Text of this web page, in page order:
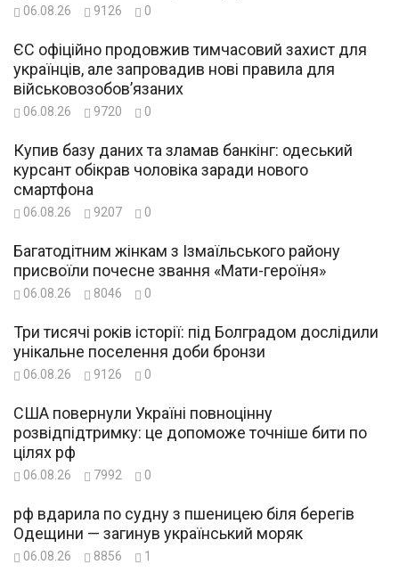
06.08.26 9126 0
ЄС офіційно продовжив тимчасовий захист для
українців, але запровадив нові правила для
військовозобов’язаних
06.08.26 9720 0
Купив базу даних та зламав банкінг: одеський
курсант обікрав чоловіка заради нового
смартфона
06.08.26 9207 0
Багатодітним жінкам з Ізмаїльського району
присвоїли почесне звання «Мати-героїня»
06.08.26 8046 0
Три тисячі років історії: під Болградом дослідили
унікальне поселення доби бронзи
06.08.26 9126 0
США повернули Україні повноцінну
розвідпідтримку: це допоможе точніше бити по
цілях рф
06.08.26 7992 0
рф вдарила по судну з пшеницею біля берегів
Одещини — загинув український моряк
06.08.26 8856 1